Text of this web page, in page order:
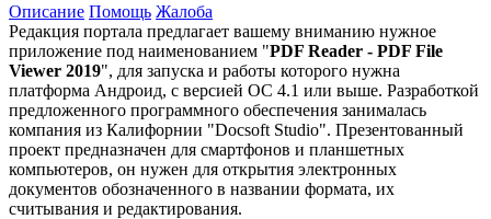
Описание Помощь Жалоба
Редакция портала предлагает вашему вниманию нужное
приложение под наименованием "PDF Reader - PDF File
Viewer 2019", для запуска и работы которого нужна
платформа Андроид, с версией ОС 4.1 или выше. Разработкой
предложенного программного обеспечения занималась
компания из Калифорнии "Docsoft Studio". Презентованный
проект предназначен для смартфонов и планшетных
компьютеров, он нужен для открытия электронных
документов обозначенного в названии формата, их
считывания и редактирования.